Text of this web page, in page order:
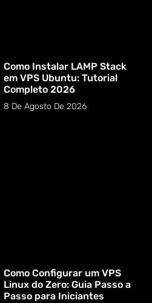
Como Instalar LAMP Stack
em VPS Ubuntu: Tutorial
Completo 2026
8 De Agosto De 2026
Como Configurar um VPS
Linux do Zero: Guia Passo a
Passo para Iniciantes